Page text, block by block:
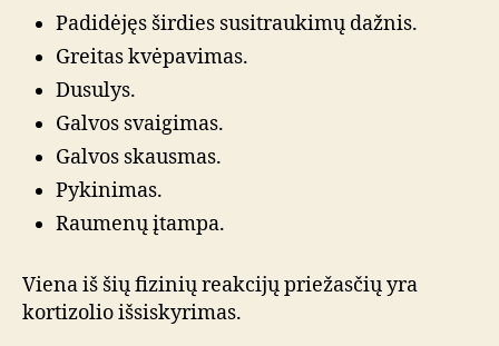
Padidėjęs širdies susitraukimų dažnis.
Greitas kvėpavimas.
Dusulys.
Galvos svaigimas.
Galvos skausmas.
Pykinimas.
Raumenų įtampa.
Viena iš šių fizinių reakcijų priežasčių yra
kortizolio išsiskyrimas.